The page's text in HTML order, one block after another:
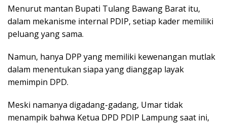
Menurut mantan Bupati Tulang Bawang Barat itu,
dalam mekanisme internal PDIP, setiap kader memiliki
peluang yang sama.
Namun, hanya DPP yang memiliki kewenangan mutlak
dalam menentukan siapa yang dianggap layak
memimpin DPD.
Meski namanya digadang-gadang, Umar tidak
menampik bahwa Ketua DPD PDIP Lampung saat ini,